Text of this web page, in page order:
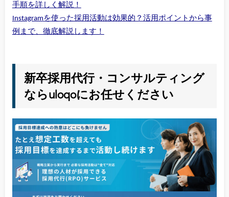
手順を詳しく解説！
Instagramを使った採用活動は効果的？活用ポイントから事
例まで、徹底解説します！
新卒採用代行・コンサルティング
ならuloqoにお任せください